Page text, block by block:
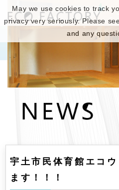
宇土市民体育館エコ
ます！！！
May we use cookies to track
privacy very seriously. Please
and any